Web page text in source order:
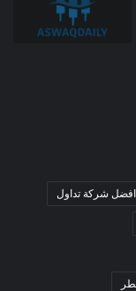
افضل شركة تداول